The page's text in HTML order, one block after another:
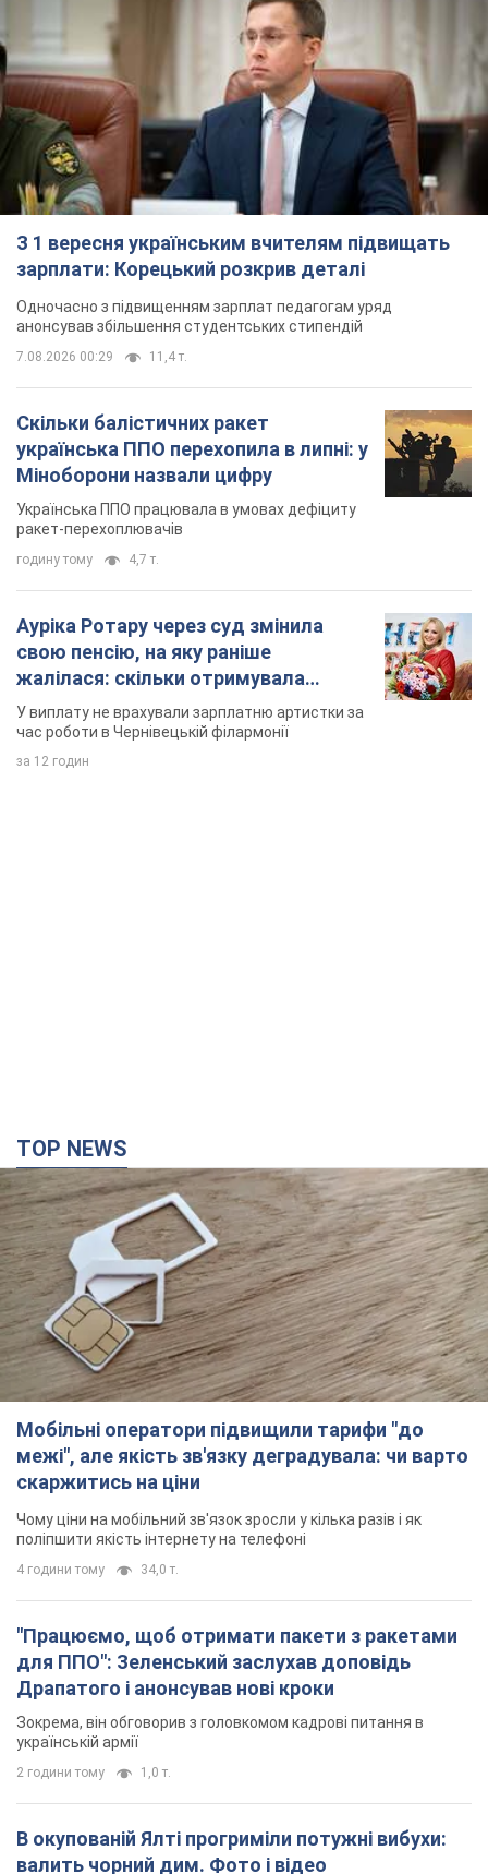
З 1 вересня українським вчителям підвищать
зарплати: Корецький розкрив деталі
Одночасно з підвищенням зарплат педагогам уряд
анонсував збільшення студентських стипендій
7.08.2026 00:29
Скільки балістичних ракет
українська ППО перехопила в липні: у
Міноборони назвали цифру
ракет-перехоплювачів
Ауріка Ротару через суд змінила
свою пенсію, на яку раніше
жалілася: скільки отримувала
співачка
час роботи в Чернівецькій філармонії
Мобільні оператори підвищили тарифи "до
межі", але якість зв'язку деградувала: чи варто
скаржитись на ціни
Чому ціни на мобільний зв'язок зросли у кілька разів і як
поліпшити якість інтернету на телефоні
4 години тому 34,0 т.
"Працюємо, щоб отримати пакети з ракетами
для ППО": Зеленський заслухав доповідь
Драпатого і анонсував нові кроки
українській армії
В окупованій Ялті прогриміли потужні вибухи:
валить чорний дим. Фото і відео
Місто, ймовірно, опинилося під атакою дронів
3 години тому